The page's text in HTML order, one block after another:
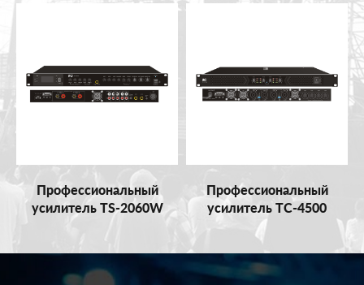
Профессиональный
усилитель TS-2060W
Профессиональный
усилитель TC-4500